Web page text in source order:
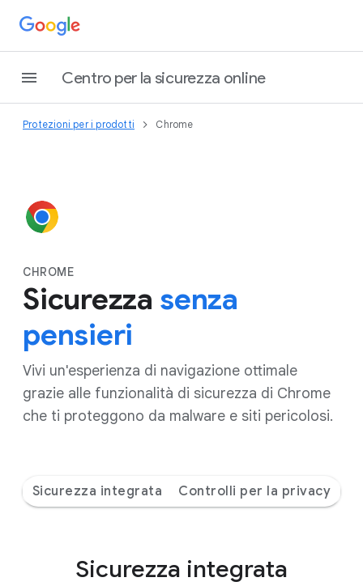
Centro per la sicurezza online
Protezioni per i prodotti Chrome
CHROME
Sicurezza senza
pensieri
Vivi un'esperienza di navigazione ottimale
grazie alle funzionalità di sicurezza di Chrome
che ti proteggono da malware e siti pericolosi.
Sicurezza integrata Controlli per la privacy
Sicurezza integrata